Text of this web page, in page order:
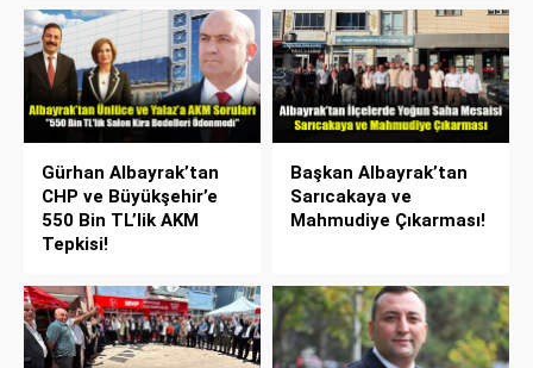
Gürhan Albayrak’tan
CHP ve Büyükşehir’e
550 Bin TL’lik AKM
Tepkisi!
Başkan Albayrak’tan
Sarıcakaya ve
Mahmudiye Çıkarması!